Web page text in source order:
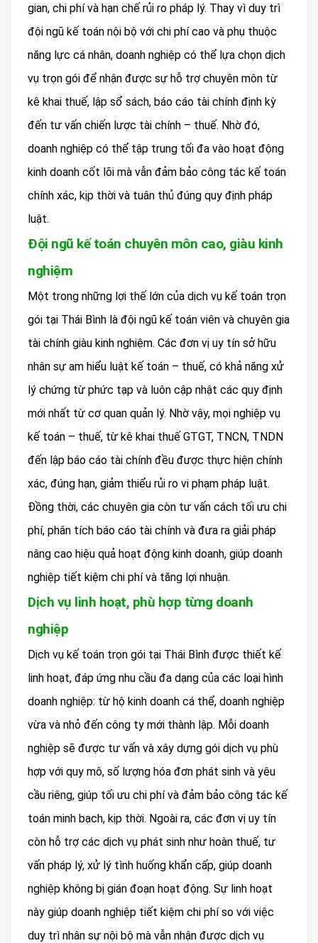
gian, chi phí và hạn chế rủi ro pháp lý. Thay vì duy trì
đội ngũ kế toán nội bộ với chi phí cao và phụ thuộc
năng lực cá nhân, doanh nghiệp có thể lựa chọn dịch
vụ trọn gói để nhận được sự hỗ trợ chuyên môn từ
kê khai thuế, lập sổ sách, báo cáo tài chính định kỳ
đến tư vấn chiến lược tài chính – thuế. Nhờ đó,
doanh nghiệp có thể tập trung tối đa vào hoạt động
kinh doanh cốt lõi mà vẫn đảm bảo công tác kế toán
chính xác, kịp thời và tuân thủ đúng quy định pháp
luật.
Đội ngũ kế toán chuyên môn cao, giàu kinh
nghiệm
Một trong những lợi thế lớn của dịch vụ kế toán trọn
gói tại Thái Bình là đội ngũ kế toán viên và chuyên gia
tài chính giàu kinh nghiệm. Các đơn vị uy tín sở hữu
nhân sự am hiểu luật kế toán – thuế, có khả năng xử
lý chứng từ phức tạp và luôn cập nhật các quy định
mới nhất từ cơ quan quản lý. Nhờ vậy, mọi nghiệp vụ
kế toán – thuế, từ kê khai thuế GTGT, TNCN, TNDN
đến lập báo cáo tài chính đều được thực hiện chính
xác, đúng hạn, giảm thiểu rủi ro vi phạm pháp luật.
Đồng thời, các chuyên gia còn tư vấn cách tối ưu chi
phí, phân tích báo cáo tài chính và đưa ra giải pháp
nâng cao hiệu quả hoạt động kinh doanh, giúp doanh
nghiệp tiết kiệm chi phí và tăng lợi nhuận.
Dịch vụ linh hoạt, phù hợp từng doanh
nghiệp
Dịch vụ kế toán trọn gói tại Thái Bình được thiết kế
linh hoạt, đáp ứng nhu cầu đa dạng của các loại hình
doanh nghiệp: từ hộ kinh doanh cá thể, doanh nghiệp
vừa và nhỏ đến công ty mới thành lập. Mỗi doanh
nghiệp sẽ được tư vấn và xây dựng gói dịch vụ phù
hợp với quy mô, số lượng hóa đơn phát sinh và yêu
cầu riêng, giúp tối ưu chi phí và đảm bảo công tác kế
toán minh bạch, kịp thời. Ngoài ra, các đơn vị uy tín
còn hỗ trợ các dịch vụ phát sinh như hoàn thuế, tư
vấn pháp lý, xử lý tình huống khẩn cấp, giúp doanh
nghiệp không bị gián đoạn hoạt động. Sự linh hoạt
này giúp doanh nghiệp tiết kiệm chi phí so với việc
duy trì nhân sự nội bộ mà vẫn nhận được dịch vụ